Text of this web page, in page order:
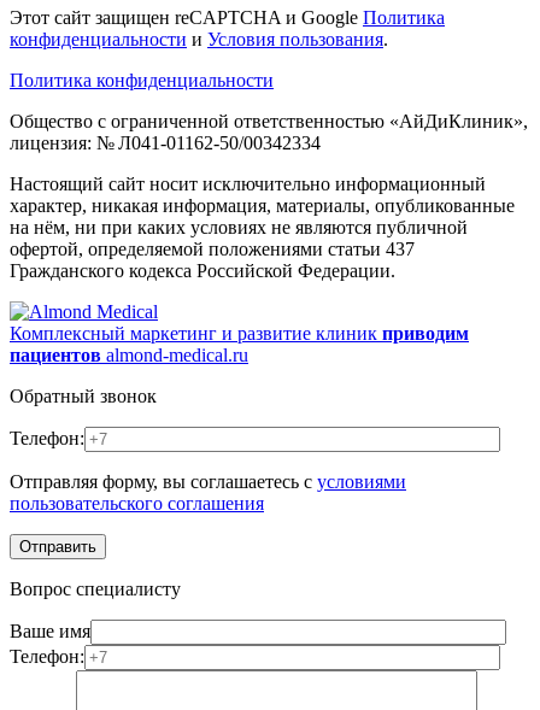
Этот сайт защищен reCAPTCHA и Google Политика
конфиденциальности и Условия пользования.
Политика конфиденциальности
Общество с ограниченной ответственностью «АйДиКлиник»,
лицензия: № Л041-01162-50/00342334
Настоящий сайт носит исключительно информационный
характер, никакая информация, материалы, опубликованные
на нём, ни при каких условиях не являются публичной
офертой, определяемой положениями статьи 437
Гражданского кодекса Российской Федерации.
Комплексный маркетинг и развитие клиник приводим
пациентов almond-medical.ru
Обратный звонок
Телефон:
Отправляя форму, вы соглашаетесь с условиями
пользовательского соглашения
Вопрос специалисту
Ваше имя
Телефон: